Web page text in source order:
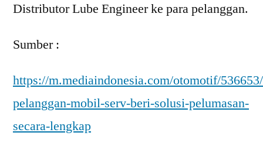
Distributor Lube Engineer ke para pelanggan.
Sumber :
https://m.mediaindonesia.com/otomotif/
pelanggan-mobil-serv-beri-solusi-pelumasan-
secara-lengkap